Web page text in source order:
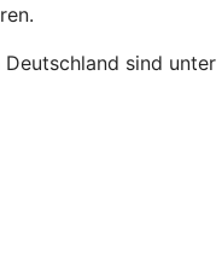
sind unter